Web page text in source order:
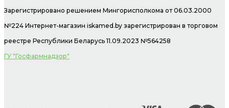
Зарегистрировано решением Мингорисполкома от 06.03.2000
№224 Интернет-магазин iskamed.by зарегистрирован в торговом
реестре Республики Беларусь 11.09.2023 №564258
ГУ "Госфармнадзор"